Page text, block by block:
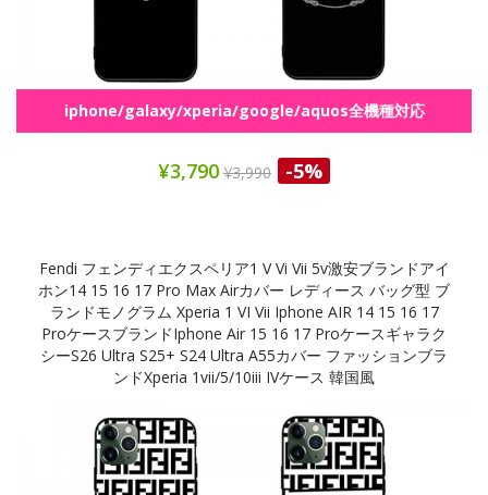
iphone/galaxy/xperia/google/aquos全機種対応
¥3,790 ¥3,990 -5%
Fendi フェンディエクスペリア1 V Vi Vii 5v激安ブランドアイ
ホン14 15 16 17 Pro Max Airカバー レディース バッグ型 ブ
ランドモノグラム Xperia 1 VI Vii Iphone AIR 14 15 16 17
Proケースブランドiphone Air 15 16 17 Proケースギャラク
シーs26 Ultra S25+ S24 Ultra A55カバー ファッションブラ
ンドXperia 1vii/5/10iii IVケース 韓国風